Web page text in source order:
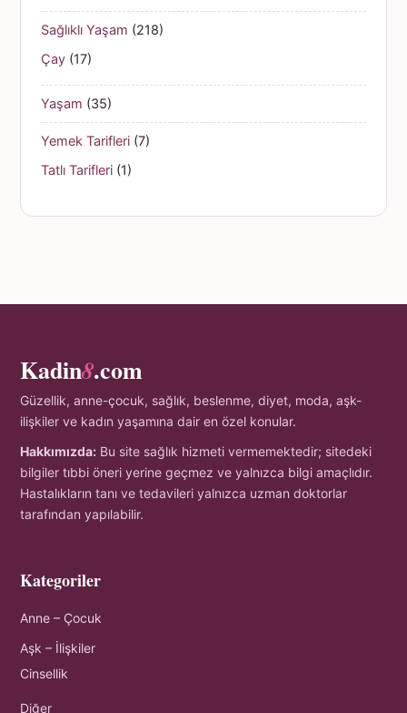
Sağlıklı Yaşam (218)
Çay (17)
Yaşam (35)
Yemek Tarifleri (7)
Tatlı Tarifleri (1)
Kadin8.com
Güzellik, anne-çocuk, sağlık, beslenme, diyet, moda, aşk-
ilişkiler ve kadın yaşamına dair en özel konular.
Hakkımızda: Bu site sağlık hizmeti vermemektedir; sitedeki
bilgiler tıbbi öneri yerine geçmez ve yalnızca bilgi amaçlıdır.
Hastalıkların tanı ve tedavileri yalnızca uzman doktorlar
tarafından yapılabilir.
Kategoriler
Anne – Çocuk
Aşk – İlişkiler
Cinsellik
Diğer